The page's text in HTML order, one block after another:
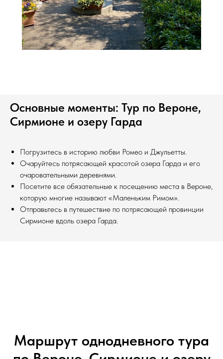
Основные моменты: Тур по Вероне,
Сирмионе и озеру Гарда
Погрузитесь в историю любви Ромео и Джульетты.
Очаруйтесь потрясающей красотой озера Гарда и его
очаровательными деревнями.
Посетите все обязательные к посещению места в Вероне,
которую многие называют «Маленьким Римом».
Отправьтесь в путешествие по потрясающей провинции
Сирмионе вдоль озера Гарда.
Маршрут однодневного тура